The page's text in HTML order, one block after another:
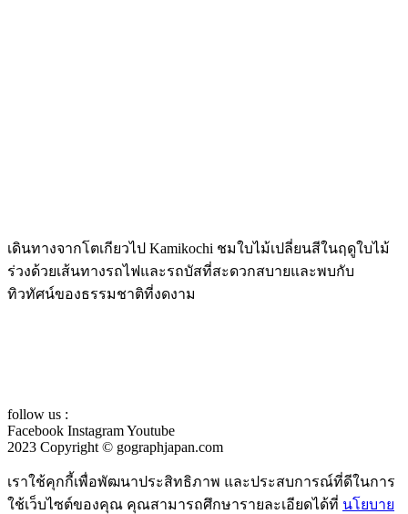
เดินทางจากโตเกียวไป Kamikochi ชมใบไม้เปลี่ยนสีในฤดูใบไม้
ร่วงด้วยเส้นทางรถไฟและรถบัสที่สะดวกสบายและพบกับ
ทิวทัศน์ของธรรมชาติที่งดงาม
follow us :
Facebook InstagramYoutube
2023 Copyright © gographjapan.com
เราใช้คุกกี้เพื่อพัฒนาประสิทธิภาพ และประสบการณ์ที่ดีในการ
ใช้เว็บไซต์ของคุณ คุณสามารถศึกษารายละเอียดได้ที่ นโยบาย